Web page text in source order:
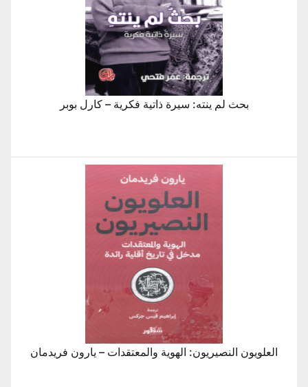
بحث لم ينته: سيرة ذاتية فكرية – كارل بوبر
العلويون النصيريون: الهوية والمعتقدات – يارون فريدمان